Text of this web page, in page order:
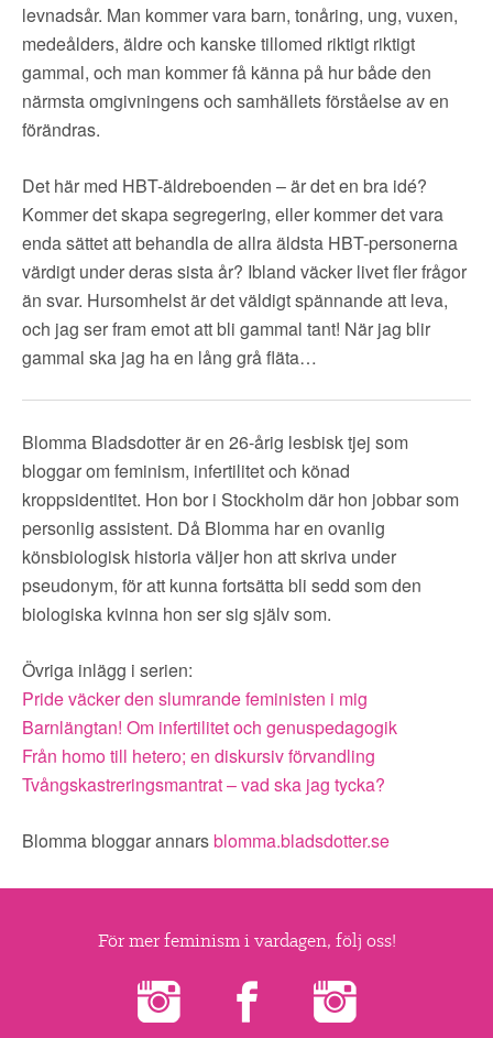
levnadsår. Man kommer vara barn, tonåring, ung, vuxen,
medeålders, äldre och kanske tillomed riktigt riktigt
gammal, och man kommer få känna på hur både den
närmsta omgivningens och samhällets förståelse av en
förändras.
Det här med HBT-äldreboenden – är det en bra idé?
Kommer det skapa segregering, eller kommer det vara
enda sättet att behandla de allra äldsta HBT-personerna
värdigt under deras sista år? Ibland väcker livet fler frågor
än svar. Hursomhelst är det väldigt spännande att leva,
och jag ser fram emot att bli gammal tant! När jag blir
gammal ska jag ha en lång grå fläta…
Blomma Bladsdotter är en 26-årig lesbisk tjej som
bloggar om feminism, infertilitet och könad
kroppsidentitet. Hon bor i Stockholm där hon jobbar som
personlig assistent. Då Blomma har en ovanlig
könsbiologisk historia väljer hon att skriva under
pseudonym, för att kunna fortsätta bli sedd som den
biologiska kvinna hon ser sig själv som.
Övriga inlägg i serien:
Pride väcker den slumrande feministen i mig
Barnlängtan! Om infertilitet och genuspedagogik
Från homo till hetero; en diskursiv förvandling
Tvångskastreringsmantrat – vad ska jag tycka?
Blomma bloggar annarsblomma.bladsdotter.se
För mer feminism i vardagen, följ oss!